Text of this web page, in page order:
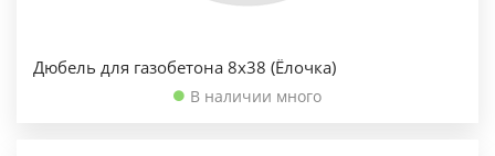
Дюбель для газобетона 8х38 (Ёлочка)
В наличии много